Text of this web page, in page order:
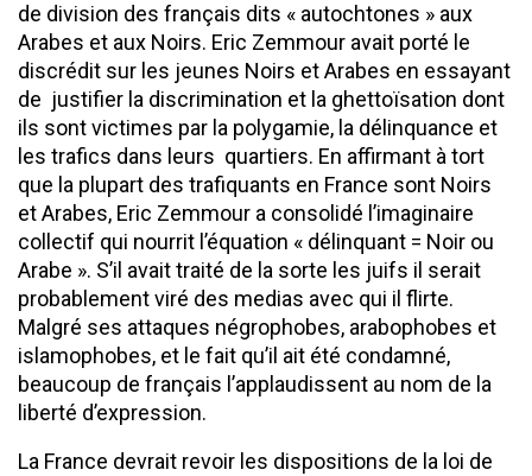
de division des français dits « autochtones » aux
Arabes et aux Noirs. Eric Zemmour avait porté le
discrédit sur les jeunes Noirs et Arabes en essayant
de justifier la discrimination et la ghettoïsation dont
ils sont victimes par la polygamie, la délinquance et
les trafics dans leurs quartiers. En affirmant à tort
que la plupart des trafiquants en France sont Noirs
et Arabes, Eric Zemmour a consolidé l’imaginaire
collectif qui nourrit l’équation « délinquant = Noir ou
Arabe ». S’il avait traité de la sorte les juifs il serait
probablement viré des medias avec qui il flirte.
Malgré ses attaques négrophobes, arabophobes et
islamophobes, et le fait qu’il ait été condamné,
beaucoup de français l’applaudissent au nom de la
liberté d’expression.
La France devrait revoir les dispositions de la loi de